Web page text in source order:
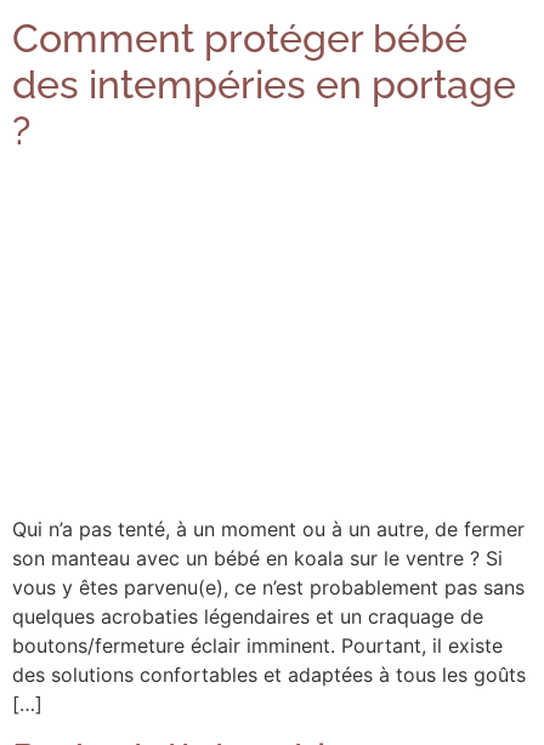
Comment protéger bébé
des intempéries en portage
?
Qui n’a pas tenté, à un moment ou à un autre, de fermer
son manteau avec un bébé en koala sur le ventre ? Si
vous y êtes parvenu(e), ce n’est probablement pas sans
quelques acrobaties légendaires et un craquage de
boutons/fermeture éclair imminent. Pourtant, il existe
des solutions confortables et adaptées à tous les goûts
[…]